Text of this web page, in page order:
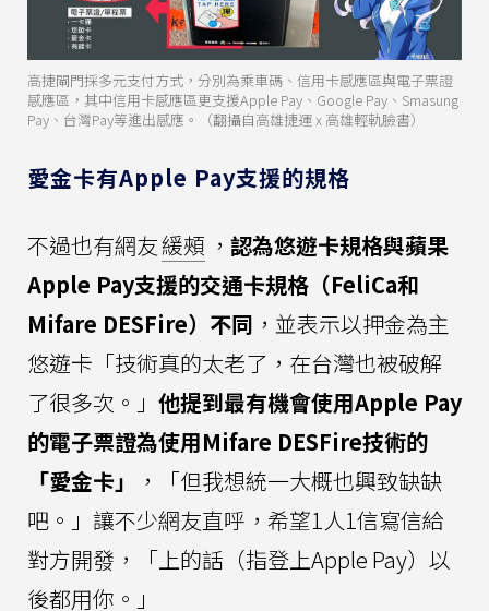
高捷閘門採多元支付方式，分別為乘車碼、信用卡感應區與電子票證
感應區，其中信用卡感應區更支援Apple Pay、Google Pay、Smasung
Pay、台灣Pay等進出感應。（翻攝自高雄捷運 x 高雄輕軌臉書）
愛金卡有Apple Pay支援的規格
不過也有網友緩頰 ， 認為悠遊卡規格與蘋果
Apple Pay支援的交通卡規格（FeliCa和
Mifare DESFire）不同 ，並表示以押金為主
悠遊卡「技術真的太老了，在台灣也被破解
了很多次。」 他提到最有機會使用Apple Pay
的電子票證為使用Mifare DESFire技術的
「愛金卡」
，「但我想統一大概也興致缺缺
吧。」讓不少網友直呼，希望1人1信寫信給
對方開發，「上的話（指登上Apple Pay）以
後都用你。」